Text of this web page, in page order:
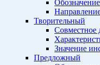
Творительный
Совместное
Значение
Предложный